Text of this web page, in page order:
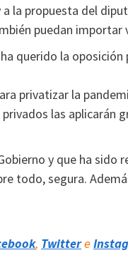
a la propuesta del
puedan importar
querido la oposición
privatizar la
las aplicarán
y que ha sido
todo, segura.
, Twittere